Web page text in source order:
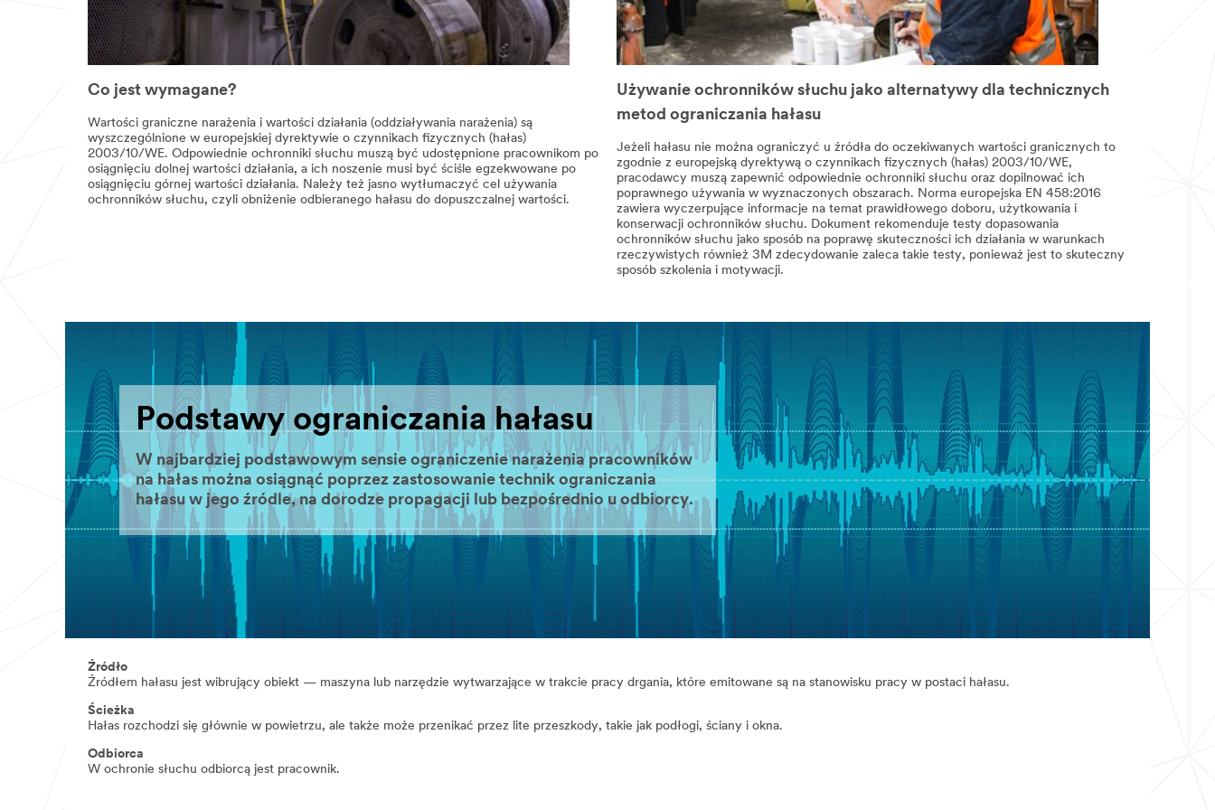
Co jest wymagane?
Wartości graniczne narażenia i wartości działania (oddziaływania narażenia) są
wyszczególnione w europejskiej dyrektywie o czynnikach fizycznych (hałas)
2003/10/WE. Odpowiednie ochronniki słuchu muszą być udostępnione pracownikom po
osiągnięciu dolnej wartości działania, a ich noszenie musi być ściśle egzekwowane po
osiągnięciu górnej wartości działania. Należy też jasno wytłumaczyć cel używania
ochronników słuchu, czyli obniżenie odbieranego hałasu do dopuszczalnej wartości.
Używanie ochronników słuchu jako alternatywy dla technicznych
metod ograniczania hałasu
Jeżeli hałasu nie można ograniczyć u źródła do oczekiwanych wartości granicznych to
zgodnie z europejską dyrektywą o czynnikach fizycznych (hałas) 2003/10/WE,
pracodawcy muszą zapewnić odpowiednie ochronniki słuchu oraz dopilnować ich
poprawnego używania w wyznaczonych obszarach. Norma europejska EN 458:2016
zawiera wyczerpujące informacje na temat prawidłowego doboru, użytkowania i
konserwacji ochronników słuchu. Dokument rekomenduje testy dopasowania
ochronników słuchu jako sposób na poprawę skuteczności ich działania w warunkach
rzeczywistych również 3M zdecydowanie zaleca takie testy, ponieważ jest to skuteczny
sposób szkolenia i motywacji.
Podstawy ograniczania hałasu
W najbardziej podstawowym sensie ograniczenie narażenia pracowników
na hałas można osiągnąć poprzez zastosowanie technik ograniczania
hałasu w jego źródle, na dorodze propagacji lub bezpośrednio u odbiorcy.
Źródło
Źródłem hałasu jest wibrujący obiekt — maszyna lub narzędzie wytwarzające w trakcie pracy drgania, które emitowane są na stanowisku pracy w postaci hałasu.
Ścieżka
Hałas rozchodzi się głównie w powietrzu, ale także może przenikać przez lite przeszkody, takie jak podłogi, ściany i okna.
Odbiorca
W ochronie słuchu odbiorcą jest pracownik.